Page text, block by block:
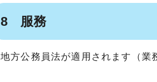
8 服務
地方公務員法が適用されます（業